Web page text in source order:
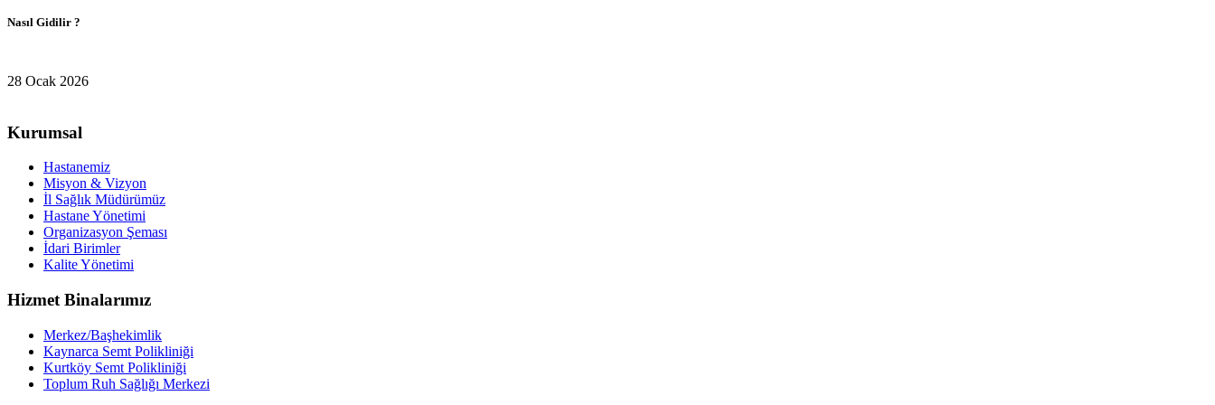
Nasıl Gidilir ?
28 Ocak 2026
Kurumsal
Hastanemiz
Misyon & Vizyon
İl Sağlık Müdürümüz
Hastane Yönetimi
Organizasyon Şeması
İdari Birimler
Kalite Yönetimi
Hizmet Binalarımız
Merkez/Başhekimlik
Kaynarca Semt Polikliniği
Kurtköy Semt Polikliniği
Toplum Ruh Sağlığı Merkezi